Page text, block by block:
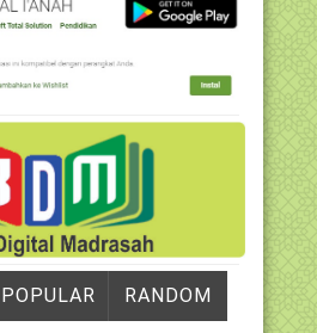
POPULAR RANDOM